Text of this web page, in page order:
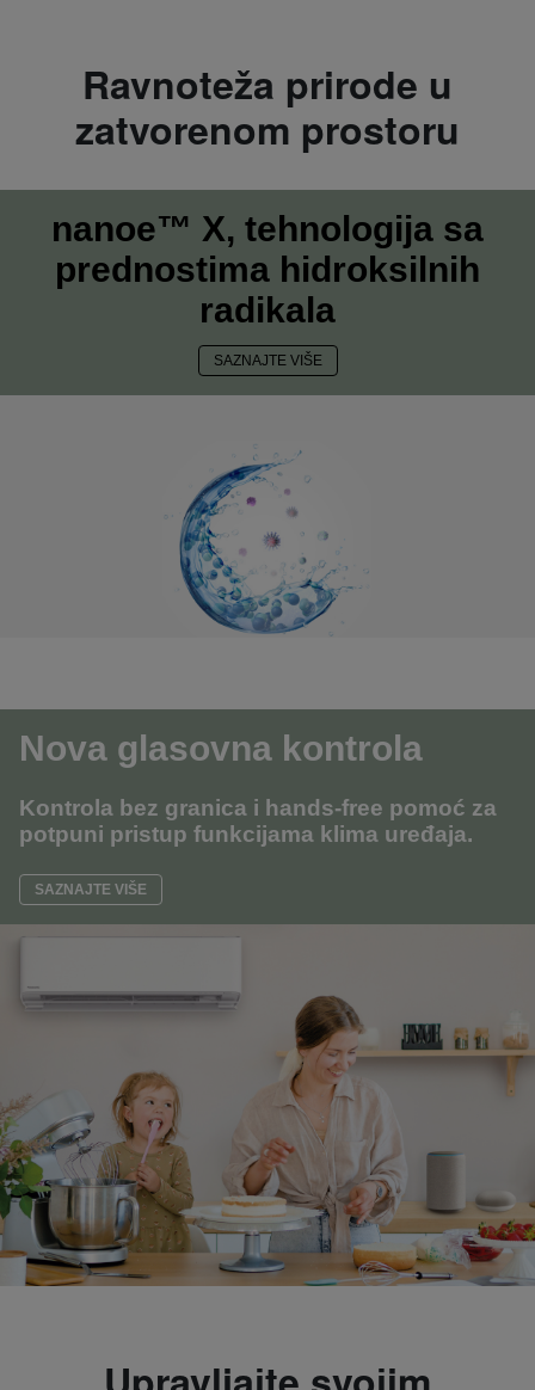
Ravnoteža prirode u
zatvorenom prostoru
nanoe™ X, tehnologija sa
prednostima hidroksilnih
radikala
SAZNAJTE VIŠE
Nova glasovna kontrola
Kontrola bez granica i hands-free pomoć za
potpuni pristup funkcijama klima uređaja.
SAZNAJTE VIŠE